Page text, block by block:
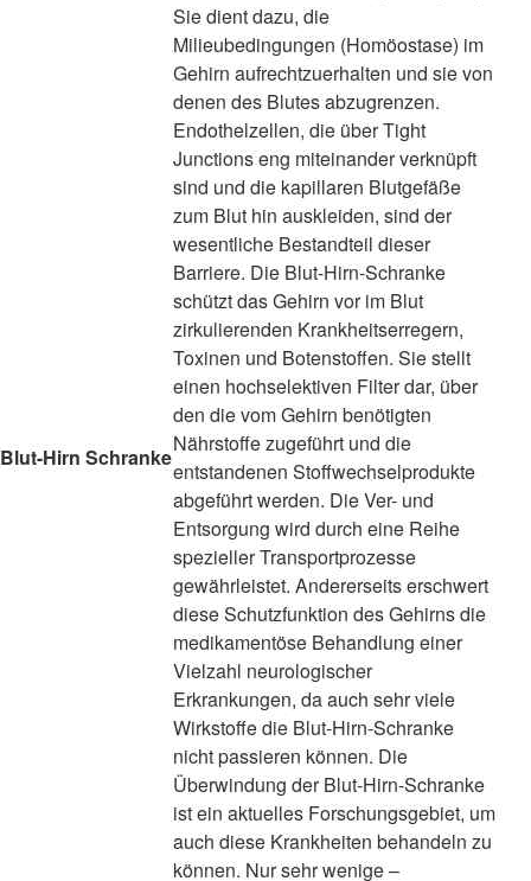
Blut-Hirn Schranke
Sie dient dazu, die
Milieubedingungen (Homöostase) im
Gehirn aufrechtzuerhalten und sie von
denen des Blutes abzugrenzen.
Endothelzellen, die über Tight
Junctions eng miteinander verknüpft
sind und die kapillaren Blutgefäße
zum Blut hin auskleiden, sind der
wesentliche Bestandteil dieser
Barriere. Die Blut-Hirn-Schranke
schützt das Gehirn vor im Blut
zirkulierenden Krankheitserregern,
Toxinen und Botenstoffen. Sie stellt
einen hochselektiven Filter dar, über
den die vom Gehirn benötigten
Nährstoffe zugeführt und die
entstandenen Stoffwechselprodukte
abgeführt werden. Die Ver- und
Entsorgung wird durch eine Reihe
spezieller Transportprozesse
gewährleistet. Andererseits erschwert
diese Schutzfunktion des Gehirns die
medikamentöse Behandlung einer
Vielzahl neurologischer
Erkrankungen, da auch sehr viele
Wirkstoffe die Blut-Hirn-Schranke
nicht passieren können. Die
Überwindung der Blut-Hirn-Schranke
ist ein aktuelles Forschungsgebiet, um
auch diese Krankheiten behandeln zu
können. Nur sehr wenige –